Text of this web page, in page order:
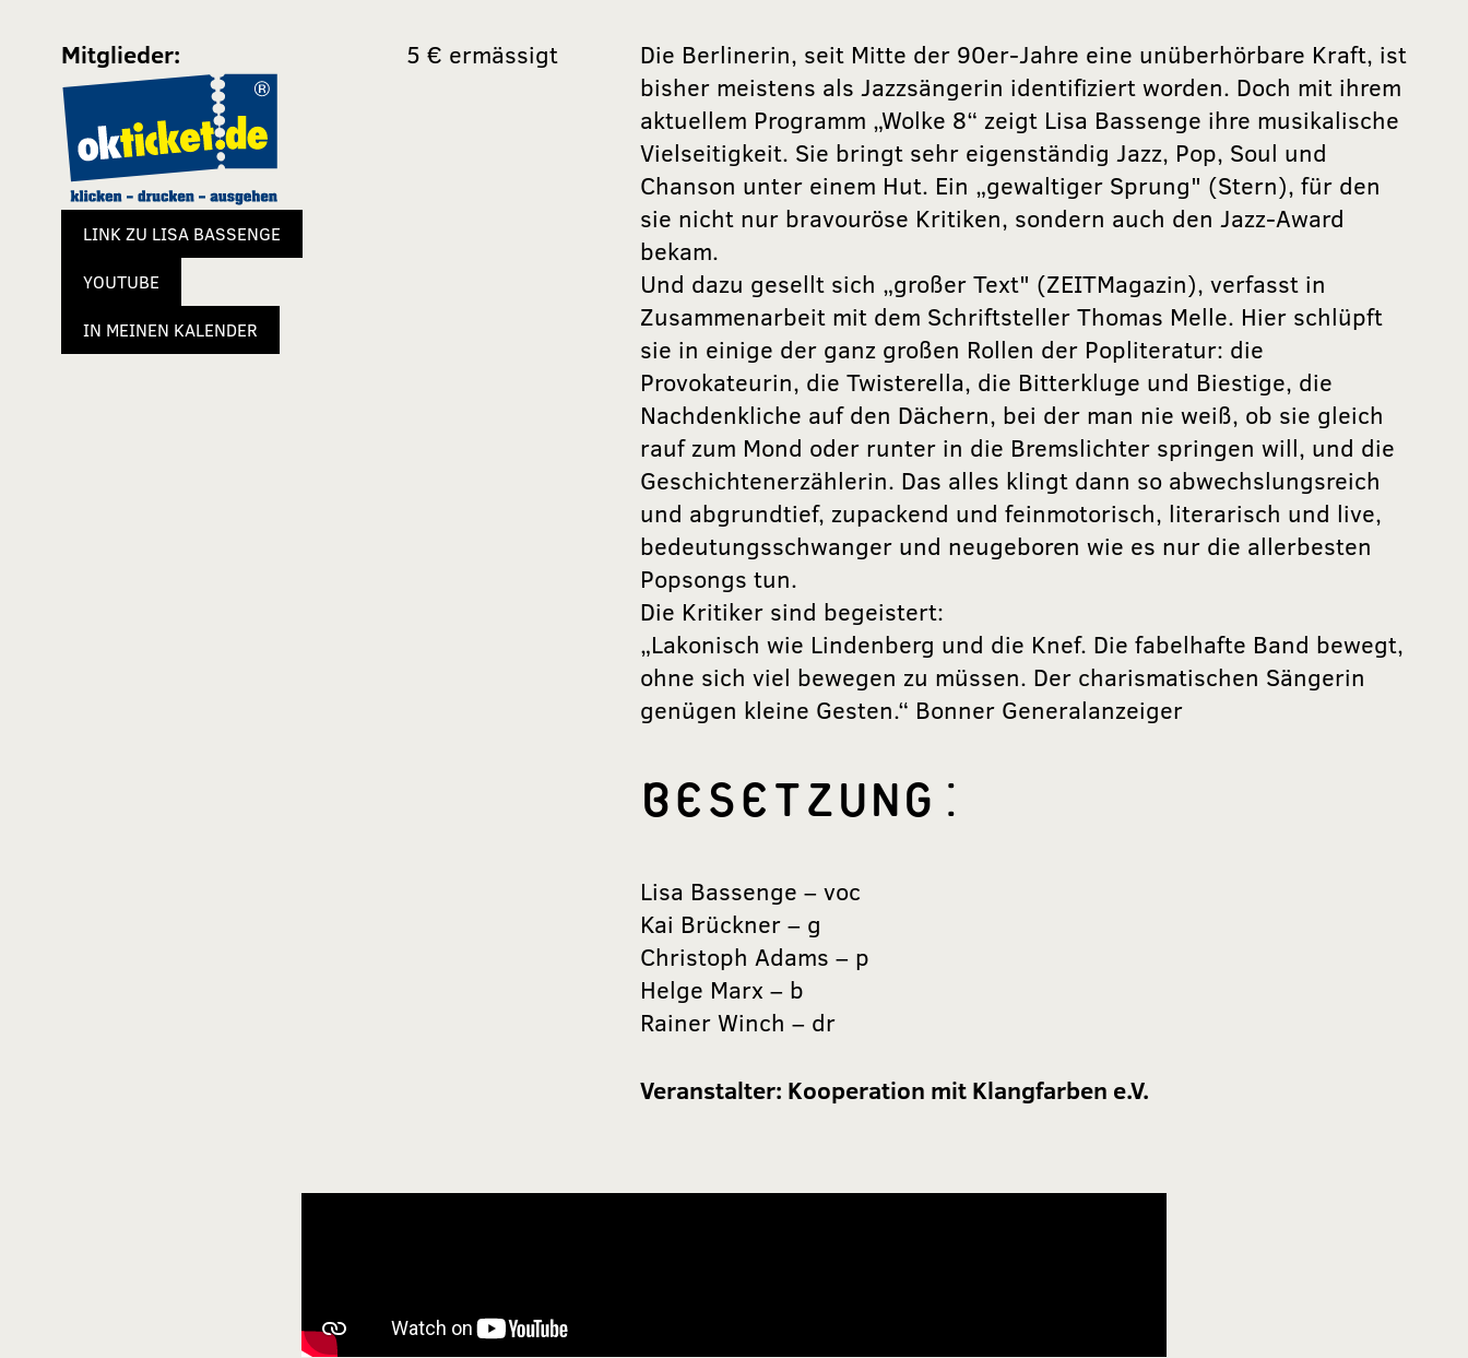
Mitglieder: 5 € ermässigt
LINK ZU LISA BASSENGE
YOUTUBE
IN MEINEN KALENDER
Die Berlinerin, seit Mitte der 90er-Jahre eine unüberhörbare Kraft, ist
bisher meistens als Jazzsängerin identifiziert worden. Doch mit ihrem
aktuellem Programm „Wolke 8“ zeigt Lisa Bassenge ihre musikalische
Vielseitigkeit. Sie bringt sehr eigenständig Jazz, Pop, Soul und
Chanson unter einem Hut. Ein „gewaltiger Sprung" (Stern), für den
sie nicht nur bravouröse Kritiken, sondern auch den Jazz-Award
bekam.
Und dazu gesellt sich „großer Text" (ZEITMagazin), verfasst in
Zusammenarbeit mit dem Schriftsteller Thomas Melle. Hier schlüpft
sie in einige der ganz großen Rollen der Popliteratur: die
Provokateurin, die Twisterella, die Bitterkluge und Biestige, die
Nachdenkliche auf den Dächern, bei der man nie weiß, ob sie gleich
rauf zum Mond oder runter in die Bremslichter springen will, und die
Geschichtenerzählerin. Das alles klingt dann so abwechslungsreich
und abgrundtief, zupackend und feinmotorisch, literarisch und live,
bedeutungsschwanger und neugeboren wie es nur die allerbesten
Popsongs tun.
Die Kritiker sind begeistert:
„Lakonisch wie Lindenberg und die Knef. Die fabelhafte Band bewegt,
ohne sich viel bewegen zu müssen. Der charismatischen Sängerin
genügen kleine Gesten.“ Bonner Generalanzeiger
BESETZUNG:
Lisa Bassenge – voc
Kai Brückner – g
Christoph Adams – p
Helge Marx – b
Rainer Winch – dr
Veranstalter: Kooperation mit Klangfarben e.V.